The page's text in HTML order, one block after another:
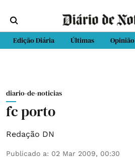
Edição Diária Últimas Opinião
diario-de-noticias
fc porto
Redação DN
Publicado a: 02 Mar 2009, 00:30